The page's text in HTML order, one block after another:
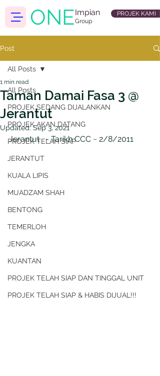
ONEImpian
Group
PROJEK KAMI
Post
All Posts
PROJEK SEDANG DIJALANKAN
PROJEK AKAN DATANG
PROJEK TELAH SIAP
JERANTUT
KUALA LIPIS
MUADZAM SHAH
BENTONG
TEMERLOH
JENGKA
KUANTAN
PROJEK TELAH SIAP DAN TINGGAL UNIT
PROJEK TELAH SIAP & HABIS DIJUAL!!!
All Posts
Taman Damai Fasa 3 @
Jerantut
1 min read
Updated:Sep 3, 2021
Jerantut   - Tarikh CCC ~ 2/8/2011